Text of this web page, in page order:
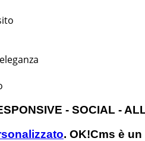
- SOCIAL -
. OK!Cms è